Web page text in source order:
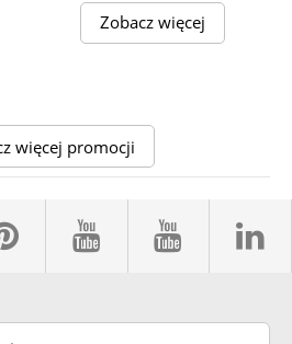
Zobacz więcej
więcej promocji
pinterestyoutube